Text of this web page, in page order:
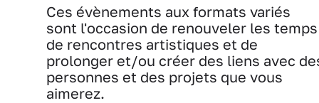
Ces évènements aux formats variés
sont l'occasion de renouveler les temps
de rencontres artistiques et de
prolonger et/ou créer des liens avec
personnes et des projets que vous
aimerez.